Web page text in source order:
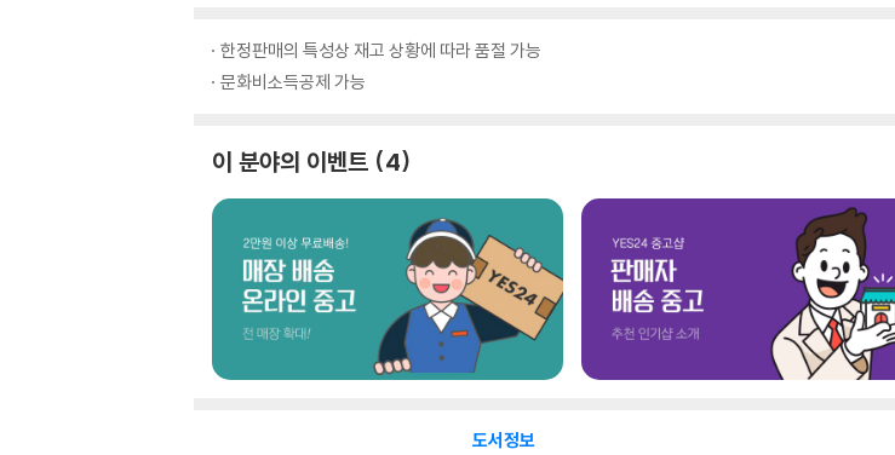
한정판매의 특성상 재고 상황에 따라 품절 가능
문화비소득공제 가능
이 분야의 이벤트 4
도서정보